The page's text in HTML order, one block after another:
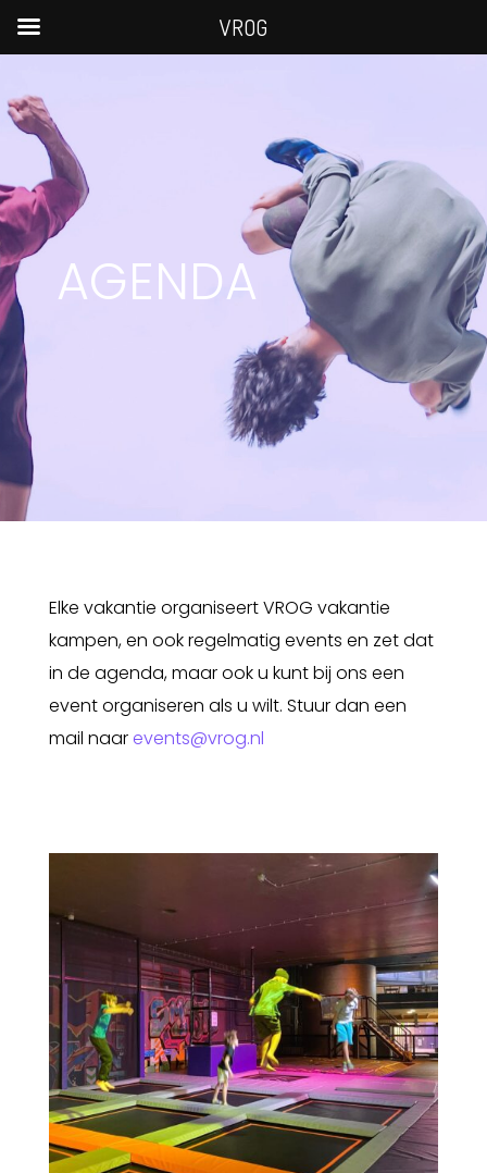
AGENDA
Elke vakantie organiseert VROG vakantie
kampen, en ook regelmatig events en zet dat
in de agenda, maar ook u kunt bij ons een
event organiseren als u wilt. Stuur dan een
mail naar events@vrog.nl
VROG